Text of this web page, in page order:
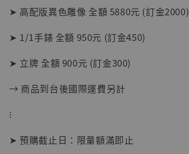
子彈飛 鵝城縣長 張麻子 [BK01]
NT$ 4,980
➤ 高配版異色雕像 全額 5880元 (訂金2000)
➤ 1/1手錶 全額 950元 (訂金450)
➤ 立牌 全額 900元 (訂金300)
→ 商品到台後國際運費另計
⁝
➤ 預購截止日：限量額滿即止